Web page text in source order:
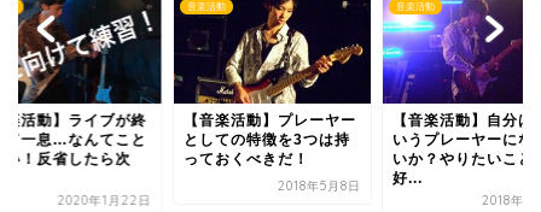
活動
楽活動】プレーヤー
ての特徴を3つは持
おくべきだ！
音楽活動
【音楽活動】自分はどう
いうプレーヤーになりた
いか？やりたいこと、
音楽活動
【音楽活動】ライ
わって一息…なん
はない！反省した
の...
2020年1